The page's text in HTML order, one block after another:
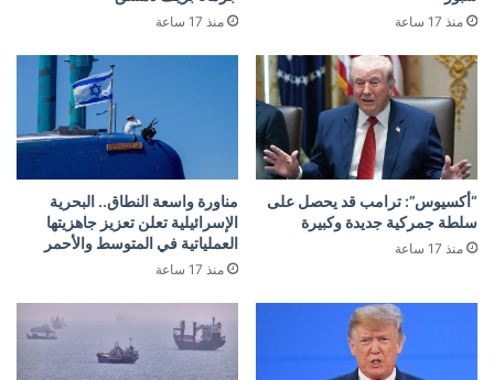
منذ 17 ساعة منذ 17 ساعة
“أكسيوس”: ترامب قد يحصل على
سلطة جمركية جديدة وكبيرة
منذ 17 ساعة
مناورة واسعة النطاق.. البحرية
الإسرائيلية تعلن تعزيز جاهزيتها
العملياتية في المتوسط والأحمر
منذ 17 ساعة